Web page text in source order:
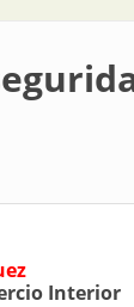
Interior